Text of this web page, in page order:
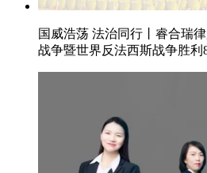
国威浩荡 法治同行丨睿合瑞
战争暨世界反法西斯战争胜利